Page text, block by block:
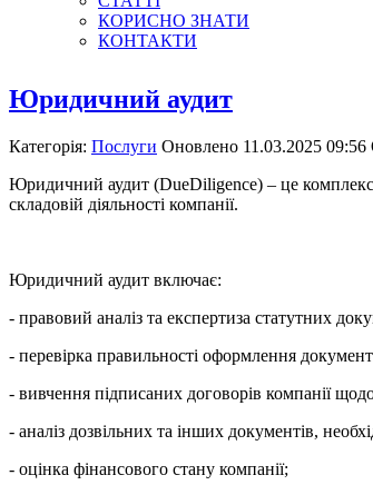
КОРИСНО ЗНАТИ
КОНТАКТИ
Юридичний аудит
Категорія: Послуги Оновлено 11.03.2025 09:56
Юридичний аудит (DueDiligence) – це комплекс
складовій діяльності компанії.
Юридичний аудит включає:
- правовий аналіз та експертиза статутних
- перевірка правильності оформлення
- вивчення підписаних договорів компанії
- аналіз дозвільних та інших документів,
- оцінка фінансового стану компанії;